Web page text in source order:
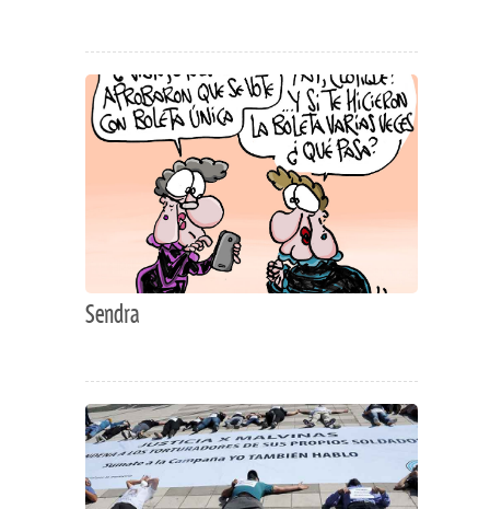
Sendra